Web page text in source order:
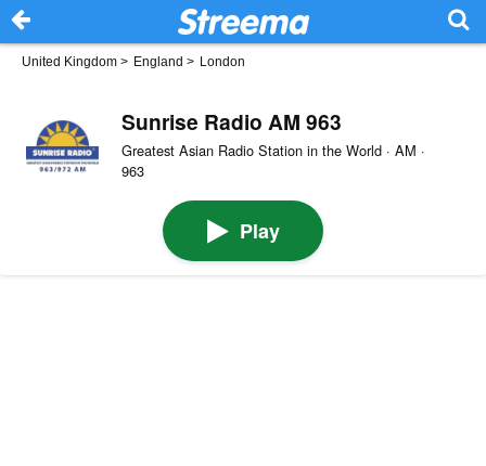
United Kingdom > England > London
Sunrise Radio AM 963
Greatest Asian Radio Station in the World · AM ·
963
Play